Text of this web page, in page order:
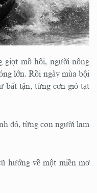
giọt mồ hôi, người nông
lớn. Rồi ngày mùa bội
bất tận, từng cơn gió tạt
đó, từng con người lam
hướng về một miền mơ